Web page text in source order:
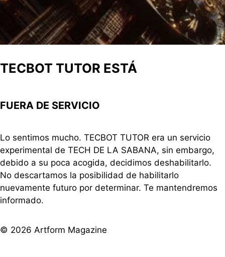
TECBOT TUTOR ESTÁ
FUERA DE SERVICIO
Lo sentimos mucho. TECBOT TUTOR era un servicio
experimental de TECH DE LA SABANA, sin embargo,
debido a su poca acogida, decidimos deshabilitarlo.
No descartamos la posibilidad de habilitarlo
nuevamente futuro por determinar. Te mantendremos
informado.
© 2026 Artform Magazine